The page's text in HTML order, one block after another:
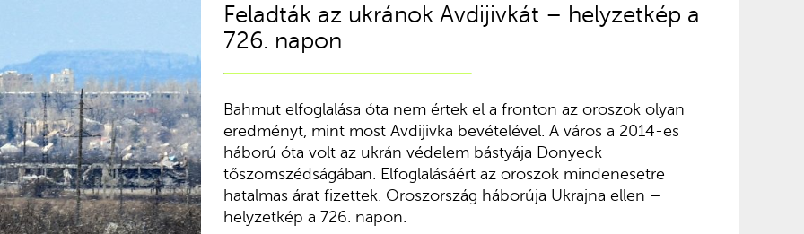
Feladták az ukránok Avdijivkát – helyzetkép a
726. napon
Bahmut elfoglalása óta nem értek el a fronton az oroszok olyan
eredményt, mint most Avdijivka bevételével. A város a 2014-es
háború óta volt az ukrán védelem bástyája Donyeck
tőszomszédságában. Elfoglalásáért az oroszok mindenesetre
hatalmas árat fizettek. Oroszország háborúja Ukrajna ellen –
helyzetkép a 726. napon.